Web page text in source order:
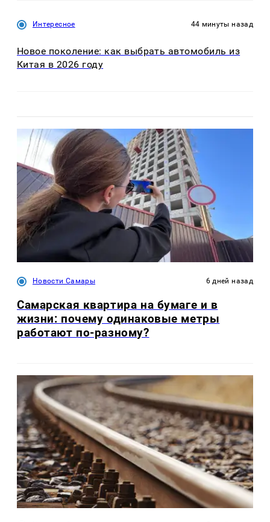
Интересное 44 минуты назад
Новое поколение: как выбрать автомобиль из
Китая в 2026 году
Новости Самары 6 дней назад
Самарская квартира на бумаге и в
жизни: почему одинаковые метры
работают по-разному?